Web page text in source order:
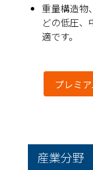
重量構造物
どの低圧
適です。
プレミ
産業分野